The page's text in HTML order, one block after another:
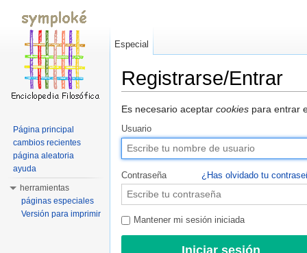
Registrarse/Entrar
Es necesario aceptar cookies para entrar
Usuario
Contraseña ¿Has olvidado tu
Mantener mi sesión iniciada
Especial
Página principal
cambios recientes
página aleatoria
ayuda
herramientas
páginas especiales
Versión para imprimir